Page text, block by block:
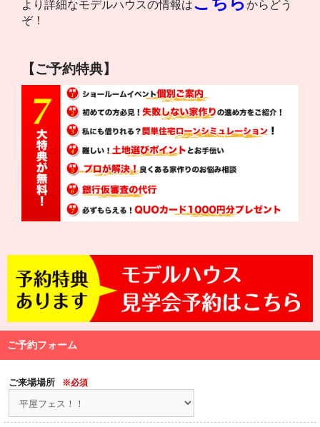
より詳細なモデルハウスの情報は
からどう
ぞ！
【ご予約特典】
ご予約フォーム
ご来場場所 ※必須